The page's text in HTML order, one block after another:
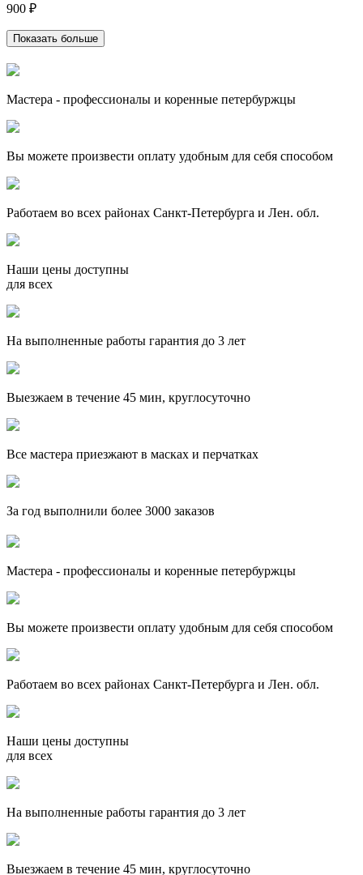
900 ₽
Показать больше
Мастера - профессионалы и коренные петербуржцы
Вы можете произвести оплату удобным для себя способом
Работаем во всех районах Санкт-Петербурга и Лен. обл.
Наши цены доступны
для всех
На выполненные работы гарантия до 3 лет
Выезжаем в течение 45 мин, круглосуточно
Все мастера приезжают в масках и перчатках
За год выполнили более 3000 заказов
Мастера - профессионалы и коренные петербуржцы
Вы можете произвести оплату удобным для себя способом
Работаем во всех районах Санкт-Петербурга и Лен. обл.
Наши цены доступны
для всех
На выполненные работы гарантия до 3 лет
Выезжаем в течение 45 мин, круглосуточно